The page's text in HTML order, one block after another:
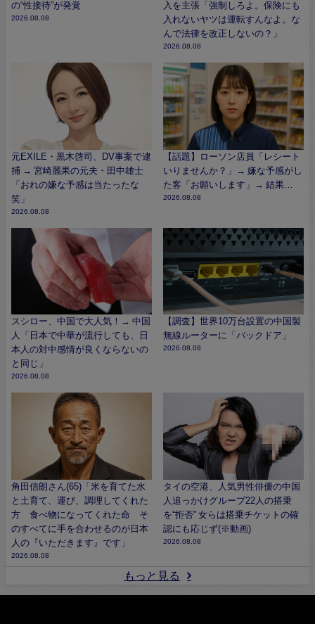
の“性接待”が発覚
2026.08.08
入を主張「強制しろよ。保険にも
入れないヤツは運転すんなよ。な
んで法律を改正しないの？」
2026.08.08
元EXILE・黒木啓司、DV事案で逮
捕 → 宮崎麗果の元夫・田中雄士
「おれの嫌な予感は当たったな
笑」
2026.08.08
【話題】ローソン店員「レシート
いりませんか？」→ 嫌な予感がし
た客「お願いします」→ 結果…
2026.08.08
スシロー、中国で大人気！→ 中国
人「日本で中華が流行しても、日
本人の対中感情が良くならないの
と同じ」
2026.08.08
【調査】世界10万台設置の中国製
無線ルーターに「バックドア」
2026.08.08
角田信朗さん(65)「米を育てた水
と土育て、運び、調理してくれた
方 食べ物になってくれた命 そ
のすべてに手を合わせるのが日本
人の『いただきます』です」
2026.08.08
タイの空港、人気男性俳優の中国
人追っかけグループ22人の搭乗
を“拒否” 女らは搭乗チケットの確
認にも応じず(※動画)
2026.08.08
もっと見る